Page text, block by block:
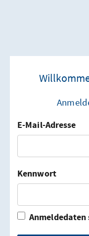
E-Mail-Adresse
Kennwort
Anmeldedaten